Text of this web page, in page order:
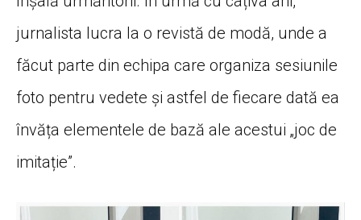
jurnalista lucra la o revistă de modă, unde a
făcut parte din echipa care organiza sesiunile
foto pentru vedete și astfel de fiecare dată ea
învăța elementele de bază ale acestui „joc de
imitație”.